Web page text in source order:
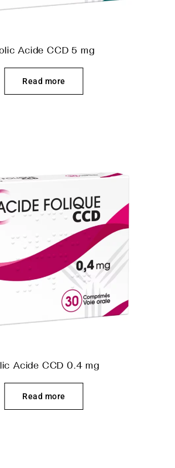
Acide CCD 5 mg
Read more
Acide CCD 0.4 mg
Read more